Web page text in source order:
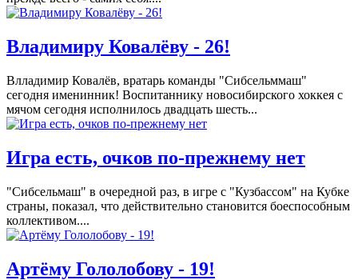
Владимиру Ковалёву - 26!
Влладимир Ковалёв, вратарь команды "Сибсельммаш"
сегодня именинник! Воспитаннику новосибирского хоккея с
мячом сегодня исполнилось двадцать шесть...
Игра есть, очков по-прежнему нет
"Сибсельмаш" в очередной раз, в игре с "Кузбассом" на Кубке
страны, показал, что действительно становится боеспособным
коллективом....
Артёму Гололобову - 19!